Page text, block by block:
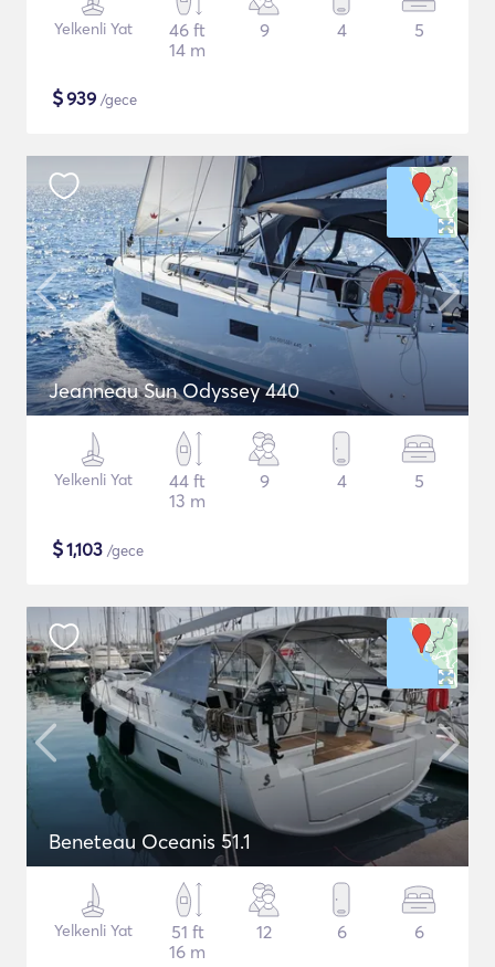
Yelkenli Yat
46 ft
14 m
9 4 5
$939 /gece
Jeanneau Sun Odyssey 440
Yelkenli Yat
44 ft
13 m
9 4 5
$1,103 /gece
Beneteau Oceanis 51.1
Yelkenli Yat
51 ft
16 m
12 6 6